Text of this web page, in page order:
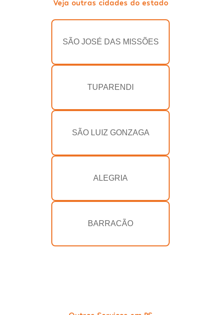
Veja outras cidades do estado
SÃO JOSÉ DAS MISSÕES
TUPARENDI
SÃO LUIZ GONZAGA
ALEGRIA
BARRACÃO